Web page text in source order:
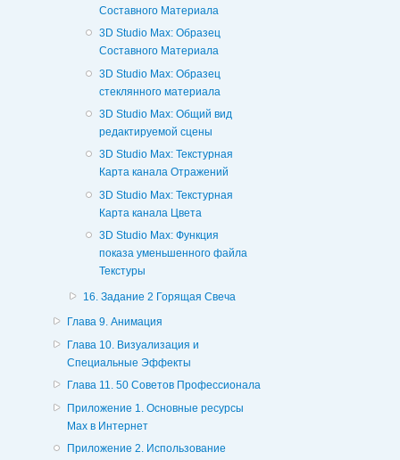
Составного Материала
3D Studio Max: Образец
Составного Материала
3D Studio Max: Образец
стеклянного материала
3D Studio Max: Общий вид
редактируемой сцены
3D Studio Max: Текстурная
Карта канала Отражений
3D Studio Max: Текстурная
Карта канала Цвета
3D Studio Max: Функция
показа уменьшенного файла
Текстуры
16. Задание 2 Горящая Свеча
Глава 9. Анимация
Глава 10. Визуализация и
Специальные Эффекты
Глава 11. 50 Советов Профессионала
Приложение 1. Основные ресурсы
Мах в Интернет
Приложение 2. Использование